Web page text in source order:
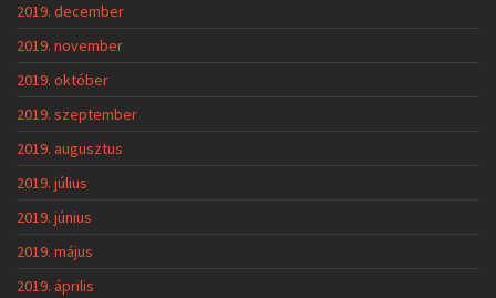
2019. december
2019. november
2019. október
2019. szeptember
2019. augusztus
2019. július
2019. június
2019. május
2019. április